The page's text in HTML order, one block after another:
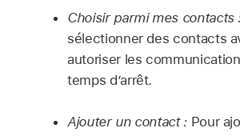
Choisir parmi mes contacts
sélectionner des contacts
autoriser les
temps d’arrêt.
Ajouter un contact :Pour